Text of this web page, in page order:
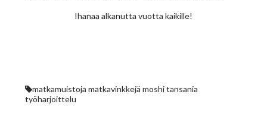
Ihanaa alkanutta vuotta kaikille!
matkamuistoja matkavinkkejä moshitansania
työharjoittelu